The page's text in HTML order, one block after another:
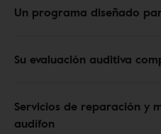
Un programa diseñado
Su evaluación auditiva
Servicios de reparación y
audífon